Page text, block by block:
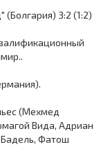
3:2 (1:2)
(Мехмед
Вида, Адриан
Фатош